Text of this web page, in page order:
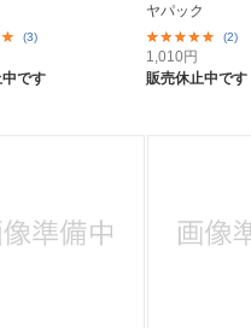
(3)
です
ヤパック
(2)
1,010円
販売休止中です